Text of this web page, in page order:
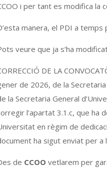
i per tant es modifica la
manera, el PDI a
veure que ja s’ha
DE LA
de 2026, de la
la Secretaria General
l’apartat 3.1.c, que ha
en règim de
ha sigut enviat per a
de CCOO vetlarem per